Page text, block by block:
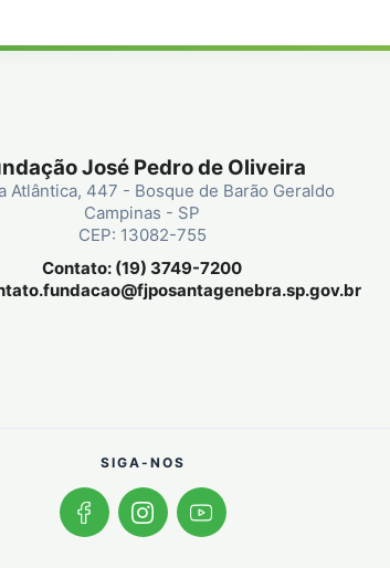
José Pedro de Oliveira
Atlântica, 447 - Bosque de Barão Geraldo
Campinas - SP
CEP: 13082-755
Contato: (19) 3749-7200
SIGA-NOS